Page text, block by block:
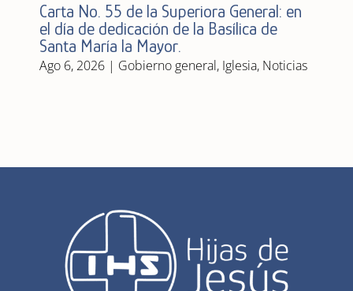
Carta No. 55 de la Superiora General: en
el día de dedicación de la Basílica de
Santa María la Mayor.
Ago 6, 2026| Gobierno general, Iglesia, Noticias